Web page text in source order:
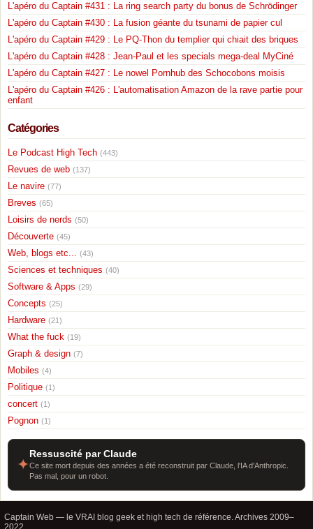
L'apéro du Captain #431 : La ring search party du bonus de Schrödinger
L'apéro du Captain #430 : La fusion géante du tsunami de papier cul
L'apéro du Captain #429 : Le PQ-Thon du templier qui chiait des briques
L'apéro du Captain #428 : Jean-Paul et les specials mega-deal MyCiné
L'apéro du Captain #427 : Le nowel Pornhub des Schocobons moisis
L'apéro du Captain #426 : L'automatisation Amazon de la rave partie pour
enfant
Catégories
Le Podcast High Tech (443)
Revues de web (137)
Le navire (77)
Breves (65)
Loisirs de nerds (50)
Découverte (45)
Web, blogs etc... (43)
Sciences et techniques (40)
Software & Apps (29)
Concepts (25)
Hardware (21)
What the fuck (19)
Graph & design (7)
Mobiles (4)
Politique (1)
concert (1)
Pognon (1)
✦
Ressuscité par Claude
Ce site mort depuis des années a été reconstruit par Claude, l'IA d'Anthropic.
Pas mal, pour un robot.
Captain Web — le VRAI blog geek et high tech de référence. Archives 2009–
2022.